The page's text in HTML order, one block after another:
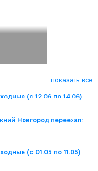
показать все
(с 12.06 по 14.06)
Новгород переехал:
(с 01.05 по 11.05)